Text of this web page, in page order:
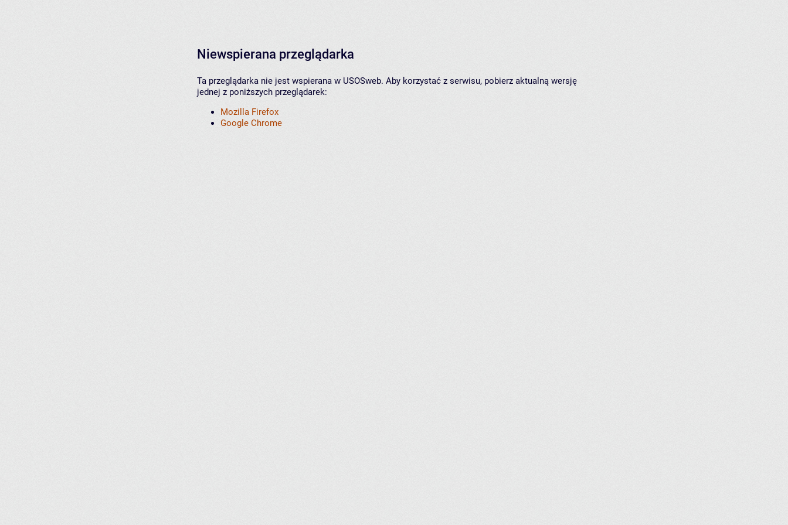
Niewspierana przeglądarka
Ta przeglądarka nie jest wspierana w USOSweb. Aby korzystać z serwisu, pobierz aktualną wersję
jednej z poniższych przeglądarek:
Mozilla Firefox
Google Chrome